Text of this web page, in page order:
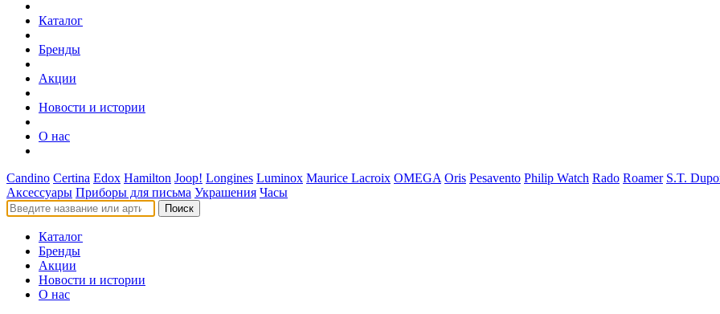
Каталог
Бренды
Акции
Новости и истории
О нас
Candino Certina Edox Hamilton Joop! Longines Luminox Maurice Lacroix OMEGA Oris Pesavento Philip Watch Rado Roamer S.T.
Аксессуары Приборы для письма Украшения Часы
Поиск
Каталог
Бренды
Акции
Новости и истории
О нас